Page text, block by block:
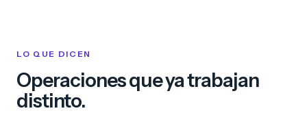
LO QUE DICEN
Operaciones que ya trabajan
distinto.